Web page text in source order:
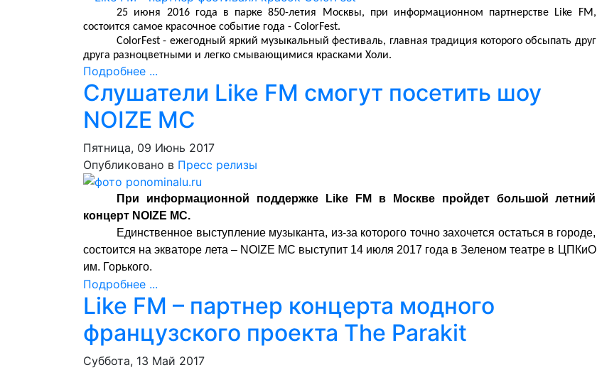
25 июня 2016 года в парке 850-летия Москвы, при информационном партнерстве Like FM,
состоится самое красочное событие года - ColorFest.
ColorFest - ежегодный яркий музыкальный фестиваль, главная традиция которого обсыпать друг
друга разноцветными и легко смывающимися красками Холи.
Подробнее ...
Слушатели Like FM смогут посетить шоу
NOIZE MC
Пятница, 09 Июнь 2017
Опубликовано в Пресс релизы
При информационной поддержке Like FM в Москве пройдет большой летний
концерт NOIZE MC.
Единственное выступление музыканта, из-за которого точно захочется остаться в городе,
состоится на экваторе лета – NOIZE MC выступит 14 июля 2017 года в Зеленом театре в ЦПКиО
им. Горького.
Подробнее ...
Like FM – партнер концерта модного
французского проекта The Parakit
Суббота, 13 Май 2017